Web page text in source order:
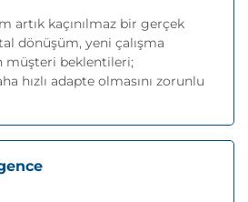
artık kaçınılmaz bir gerçek
dönüşüm, yeni çalışma
müşteri beklentileri;
hızlı adapte olmasını zorunlu